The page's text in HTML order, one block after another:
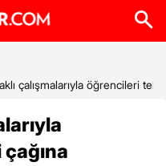
çalışmalarıyla öğrencileri